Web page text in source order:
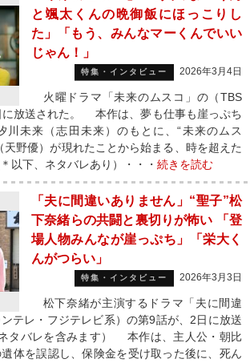
と颯太くんの晩御飯にほっこりし
た」「もう、みんなマーくんでいい
じゃん！」
特集・インタビュー 2026年3月4日
火曜ドラマ「未来のムスコ」の（TBS
に放送された。 本作は、夢も仕事も崖っぷち
川未来（志田未来）のもとに、“未来のムス
天野優）が現れたことから始まる、時を超えた
以下、ネタバレあり）・・・ 続きを読む
「夫に間違いありません」“聖子”松
下奈緒らの共闘と裏切りが怖い 「登
場人物みんなが崖っぷち」「栄大く
んがつらい」
特集・インタビュー 2026年3月3日
松下奈緒が主演するドラマ「夫に間違
テレ・フジテレビ系）の第9話が、2日に放送
タバレを含みます） 本作は、主人公・朝比
体を誤認し、保険金を受け取った後に、死ん